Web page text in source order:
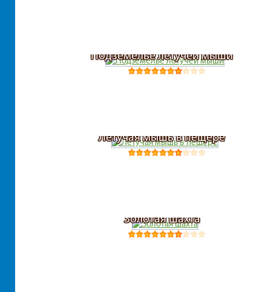
Подземелье летучей мыши
Летучая мышь в пещере
Золотая шахта